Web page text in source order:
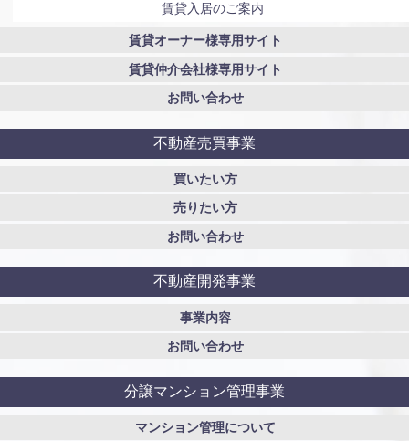
賃貸入居のご案内
賃貸オーナー様専用サイト
賃貸仲介会社様専用サイト
お問い合わせ
不動産売買事業
買いたい方
売りたい方
お問い合わせ
不動産開発事業
事業内容
お問い合わせ
分譲マンション管理事業
マンション管理について